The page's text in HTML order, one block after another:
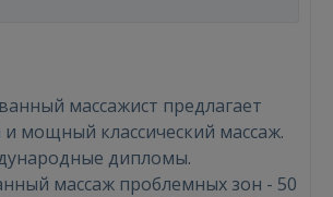
массажист предлагает
мощный классический массаж.
дипломы.
массаж проблемных зон - 50